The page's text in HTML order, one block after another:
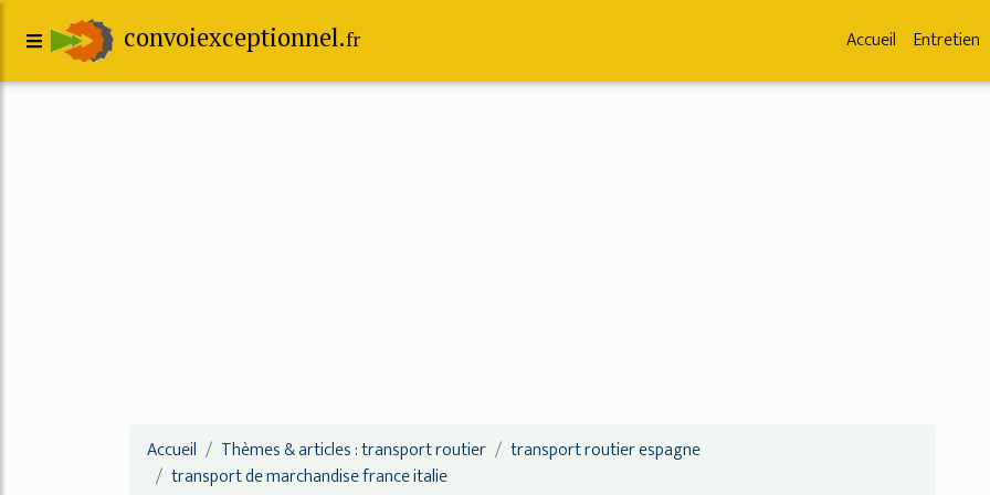
convoiexceptionnel.fr Accueil Entretien
Accueil Thèmes & articles : transport routier
transport routier espagne
transport de marchandise france italie